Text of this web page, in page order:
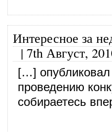
Интересное за
|7th Август,
[…]
проведению
собираетесь